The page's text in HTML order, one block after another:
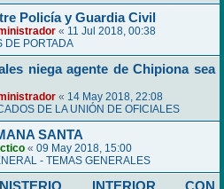
Policía y Guardia Civil
« 11 Jul 2018, 00:38
DE PORTADA
niega agente de Chipiona sea
« 14 May 2018, 22:08
DE LA UNIÓN DE OFICIALES
SANTA
« 09 May 2018, 15:00
- TEMAS GENERALES